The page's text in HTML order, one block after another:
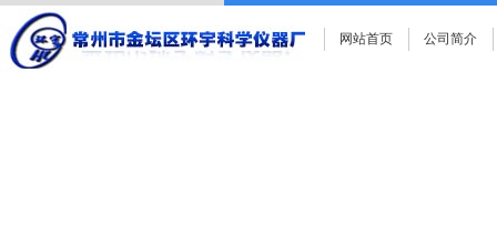
网站首页 公司简介